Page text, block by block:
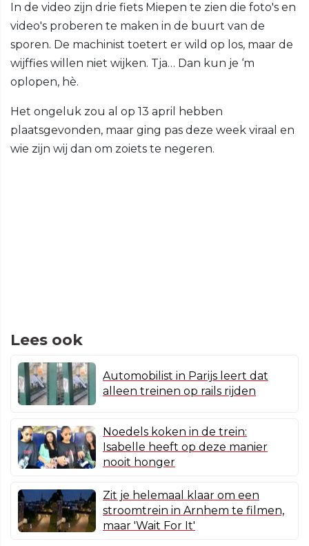
In de video zijn drie fiets Miepen te zien die foto's en
video's proberen te maken in de buurt van de
sporen. De machinist toetert er wild op los, maar de
wijffies willen niet wijken. Tja… Dan kun je ‘m
oplopen, hè.
Het ongeluk zou al op 13 april hebben
plaatsgevonden, maar ging pas deze week viraal en
wie zijn wij dan om zoiets te negeren.
Lees ook
Automobilist in Parijs leert dat
alleen treinen op rails rijden
Noedels koken in de trein:
Isabelle heeft op deze manier
nooit honger
Zit je helemaal klaar om een
stroomtrein in Arnhem te filmen,
maar 'Wait For It'